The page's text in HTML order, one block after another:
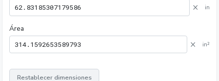
× in
Área
× in²
Restablecer dimensiones